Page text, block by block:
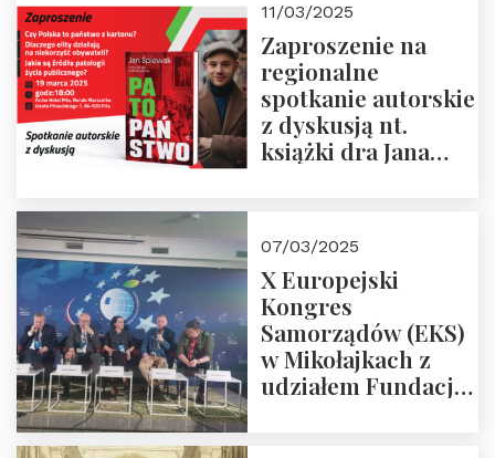
i prof.
Krasnodębski
11/03/2025
Zaproszenie na
regionalne
spotkanie autorskie
z dyskusją nt.
książki dra Jana
07/03/2025
X Europejski
Kongres
Samorządów (EKS)
w Mikołajkach z
udziałem Fundacji